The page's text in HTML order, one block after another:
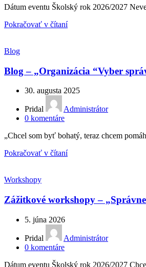
Dátum eventu Školský rok 2026/2027
Pokračovať v čítaní
Blog
Blog – „Organizácia “Vyber
30. augusta 2025
Pridal
Administrátor
0 komentáre
„Chcel som byť bohatý, teraz chcem
Pokračovať v čítaní
Workshopy
Zážitkové workshopy –
5. júna 2026
Pridal
Administrátor
0 komentáre
Dátum eventu Školský rok 2026/2027